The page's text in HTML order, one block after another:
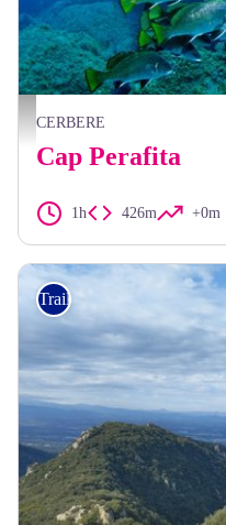
Cap Peyrefite - Plongée Cap Cerbère
CERBERE
Cap Perafita
1h 426m +0m
Trail running